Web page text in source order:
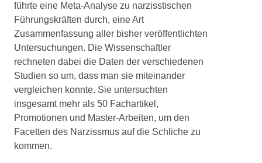
führte eine Meta-Analyse zu narzisstischen
Führungskräften durch, eine Art
Zusammenfassung aller bisher veröffentlichten
Untersuchungen. Die Wissenschaftler
rechneten dabei die Daten der verschiedenen
Studien so um, dass man sie miteinander
vergleichen konnte. Sie untersuchten
insgesamt mehr als 50 Fachartikel,
Promotionen und Master-Arbeiten, um den
Facetten des Narzissmus auf die Schliche zu
kommen.